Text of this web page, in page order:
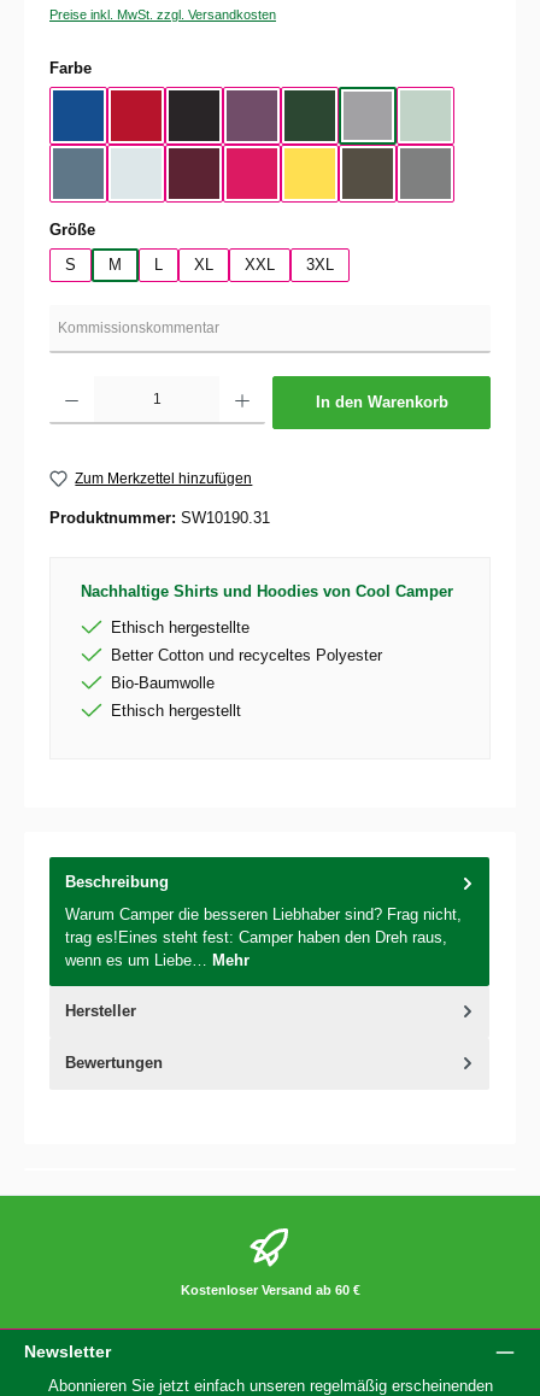
Preise inkl. MwSt. zzgl. Versandkosten
Farbeauswählen
Größeauswählen
S
M XL XXL 3XL
In den Warenkorb
Zum Merkzettel hinzufügen
Produktnummer: SW10190.31
Nachhaltige Shirts und Hoodies von Cool Camper
Ethisch hergestellte
Better Cotton und recyceltes Polyester
Bio-Baumwolle
Ethisch hergestellt
Beschreibung
Warum Camper die besseren Liebhaber sind? Frag nicht,
trag es!Eines steht fest: Camper haben den Dreh raus,
wenn es um Liebe… Mehr
Hersteller
Bewertungen
Kostenloser Versand ab 60 €
Newsletter
Abonnieren Sie jetzt einfach unseren regelmäßig erscheinenden